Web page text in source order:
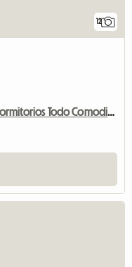
12
Mobil Home Aire Acondicionado Tv 3 Dormitorios Todo Comodidad 4*